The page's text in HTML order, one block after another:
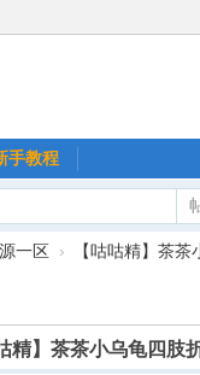
手教程
一区 › 【咕咕精】茶
精】茶茶小乌龟四肢